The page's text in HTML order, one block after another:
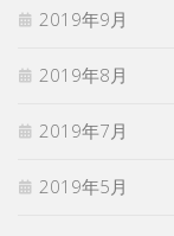
2019年9月
2019年8月
2019年7月
2019年5月